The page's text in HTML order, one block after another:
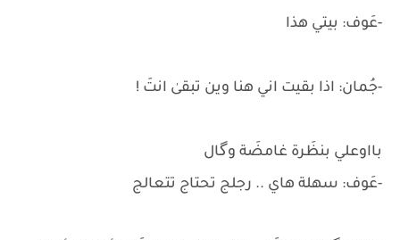
-عَوف: بيتي هذا
-جُمان: اذا بقيت اني هنا وين تبقىٰ انتَ !
بااوعلي بنظَرة غامضَة وگال
-عَوف: سهلة هاي .. رجلج تحتاج تتعالج